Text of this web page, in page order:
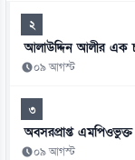
২
আলাউদ্দিন আলীর এক
০৯ আগস্ট
৩
অবসরপ্রাপ্ত
০৯ আগস্ট